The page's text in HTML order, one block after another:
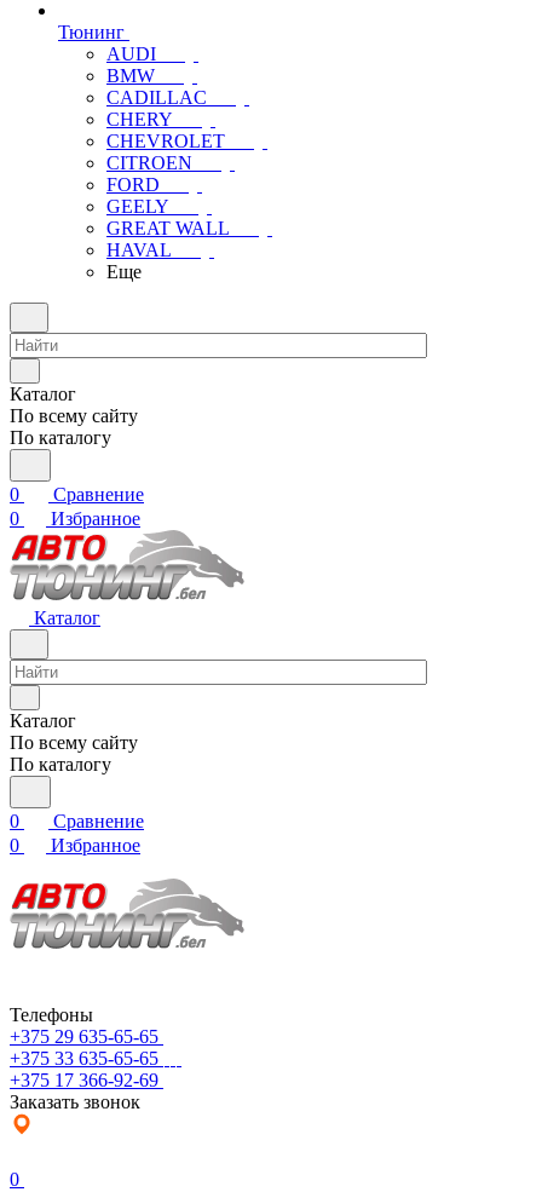
Тюнинг
AUDI
BMW
CADILLAC
CHERY
CHEVROLET
CITROEN
FORD
GEELY
GREAT WALL
HAVAL
Еще
Каталог
По всему сайту
По каталогу
0
Сравнение
0
Избранное
Каталог
Каталог
По всему сайту
По каталогу
0
Сравнение
0
Избранное
Телефоны
+375 29 635-65-65
+375 33 635-65-65
+375 17 366-92-69
Заказать звонок
0